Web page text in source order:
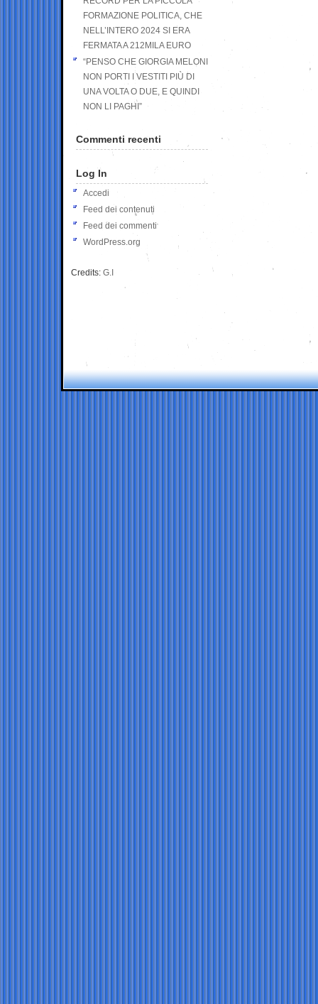
FORMAZIONE POLITICA, CHE
NELL’INTERO 2024 SI ERA
FERMATA A 212MILA EURO
“PENSO CHE GIORGIA MELONI
NON PORTI I VESTITI PIÙ DI
UNA VOLTA O DUE, E QUINDI
NON LI PAGHI”
Commenti recenti
Log In
Accedi
Feed dei contenuti
Feed dei commenti
WordPress.org
Credits: G.I